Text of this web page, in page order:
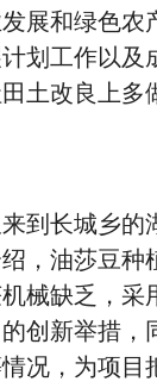
展和绿色
划工作以
土改良上
长城乡的
，油莎豆
械缺乏，
创新举措
况，为项